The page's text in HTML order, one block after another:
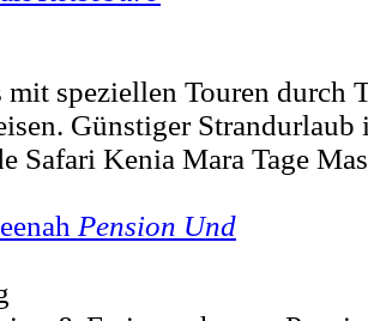
mit speziellen Touren durch
Günstiger Strandurlaub
Safari Kenia Mara Tage
Pension Und